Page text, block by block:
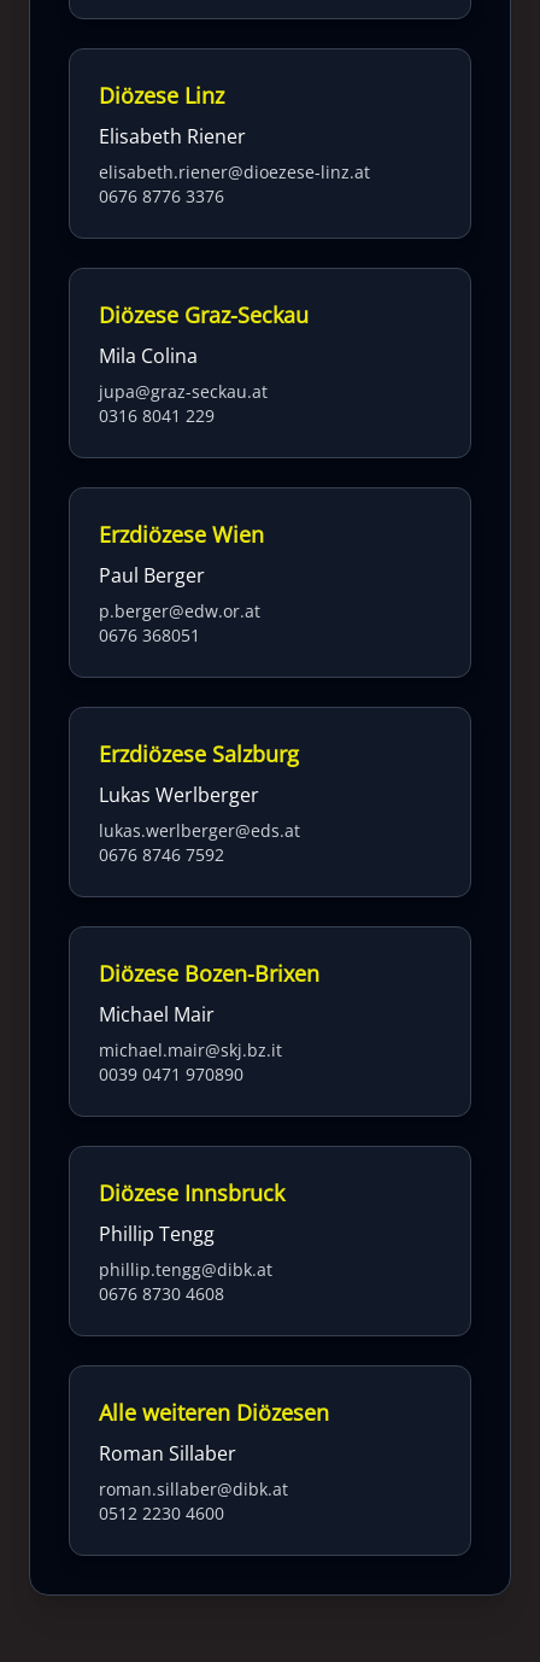
Diözese Linz
Elisabeth Riener
elisabeth.riener@dioezese-linz.at
0676 8776 3376
Diözese Graz-Seckau
Mila Colina
jupa@graz-seckau.at
0316 8041 229
Erzdiözese Wien
Paul Berger
p.berger@edw.or.at
0676 368051
Erzdiözese Salzburg
Lukas Werlberger
lukas.werlberger@eds.at
0676 8746 7592
Diözese Bozen-Brixen
Michael Mair
michael.mair@skj.bz.it
0039 0471 970890
Diözese Innsbruck
Phillip Tengg
phillip.tengg@dibk.at
0676 8730 4608
Alle weiteren Diözesen
Roman Sillaber
roman.sillaber@dibk.at
0512 2230 4600